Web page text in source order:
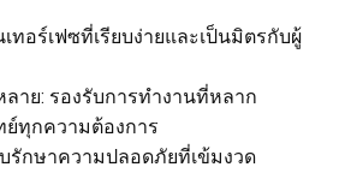
ทอร์เฟซที่เรียบง่ายและเป็นมิตรกับผู้
าย: รองรับการทำงานที่หลาก
ย์ทุกความต้องการ
รักษาความปลอดภัยที่เข้มงวด